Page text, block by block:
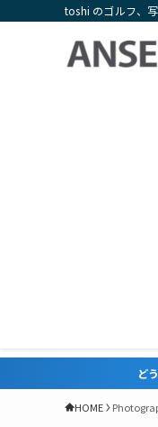
toshi のゴルフ、
どうもパターが構え
HOME